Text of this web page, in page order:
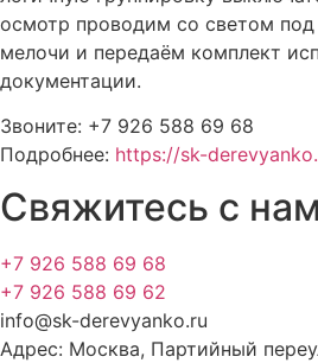
осмотр проводим со светом под
мелочи и передаём комплект
документации.
Звоните: +7 926 588 69 68
Подробнее: https://sk-
Свяжитесь с
+7 926 588 69 68
+7 926 588 69 62
info@sk-derevyanko.ru
Адрес: Москва, Партийный